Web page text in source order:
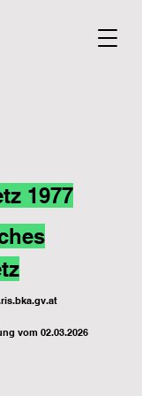
1977
vom 02.03.2026